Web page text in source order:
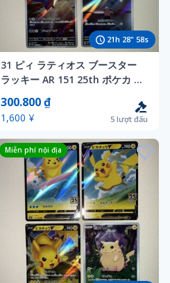
21h 28" 56s
31 ピィ ラティオス ブースター
ラッキー AR 151 25th ポケカ ポ
ケモンカード
300.800 ₫
1,600 ¥ 5lượt đấu
Miễn phí nội địa